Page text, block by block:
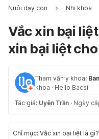
Nuôi dạy con Nhi khoa
Vắc xin bại
xin bại liệt
Tham vấn y khoa:
khoa · Hello Bacsi
Tác giả: Uyên Trần · Ngày
Chỉ mục: Vắc xin bại liệt là gì?